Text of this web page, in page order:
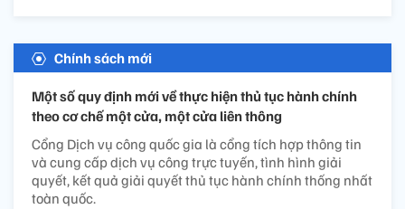
Chính sách mới
Một số quy định mới về thực hiện thủ tục hành chính
theo cơ chế một cửa, một cửa liên thông
Cổng Dịch vụ công quốc gia là cổng tích hợp thông tin
và cung cấp dịch vụ công trực tuyến, tình hình giải
quyết, kết quả giải quyết thủ tục hành chính thống nhất
toàn quốc.